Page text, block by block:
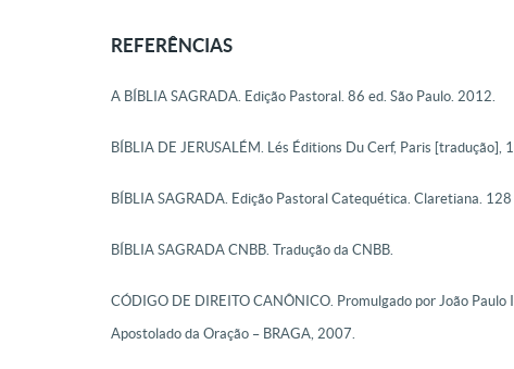
REFERÊNCIAS
A BÍBLIA SAGRADA. Edição Pastoral. 86 ed. São Paulo. 2012.
BÍBLIA DE JERUSALÉM. Lés Éditions Du Cerf, Paris [tradução],
BÍBLIA SAGRADA. Edição Pastoral Catequética. Claretiana.
BÍBLIA SAGRADA CNBB. Tradução da CNBB.
CÓDIGO DE DIREITO CANÔNICO. Promulgado por João
Apostolado da Oração – BRAGA, 2007.